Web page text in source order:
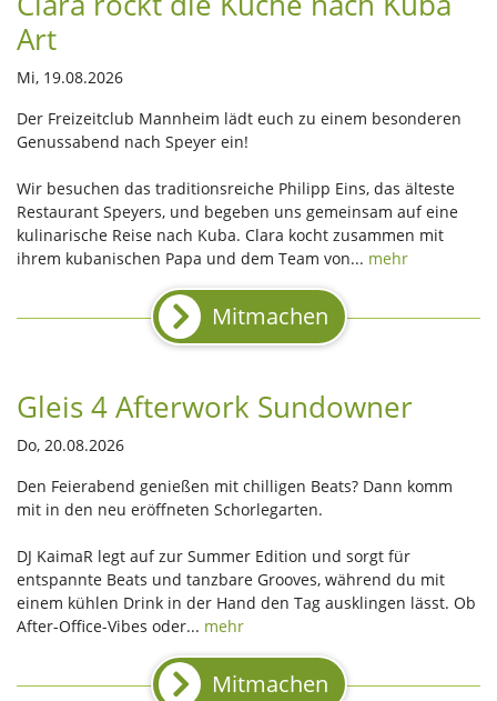
Art
Mi, 19.08.2026
Der Freizeitclub Mannheim lädt euch zu einem besonderen
Genussabend nach Speyer ein!
Wir besuchen das traditionsreiche Philipp Eins, das älteste
Restaurant Speyers, und begeben uns gemeinsam auf eine
kulinarische Reise nach Kuba. Clara kocht zusammen mit
ihrem kubanischen Papa und dem Team von... mehr
Mitmachen
Gleis 4 Afterwork Sundowner
Do, 20.08.2026
Den Feierabend genießen mit chilligen Beats? Dann komm
mit in den neu eröffneten Schorlegarten.
DJ KaimaR legt auf zur Summer Edition und sorgt für
entspannte Beats und tanzbare Grooves, während du mit
einem kühlen Drink in der Hand den Tag ausklingen lässt. Ob
After-Office-Vibes oder... mehr
Mitmachen